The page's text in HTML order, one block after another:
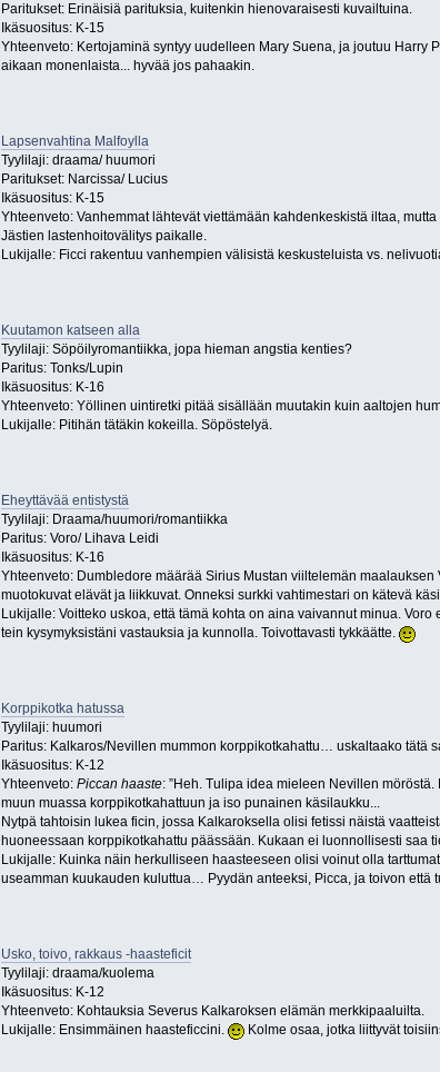
Paritukset: Erinäisiä parituksia, kuitenkin hienovaraisesti kuvailtuina.
Ikäsuositus: K-15
Yhteenveto: Kertojaminä syntyy uudelleen Mary Suena, ja joutuu Harry
aikaan monenlaista... hyvää jos pahaakin.
Lapsenvahtina Malfoylla
Tyylilaji: draama/ huumori
Paritukset: Narcissa/ Lucius
Ikäsuositus: K-15
Yhteenveto: Vanhemmat lähtevät viettämään kahdenkeskistä iltaa,
Jästien lastenhoitovälitys paikalle.
Lukijalle: Ficci rakentuu vanhempien välisistä keskusteluista vs.
Kuutamon katseen alla
Tyylilaji: Söpöilyromantiikka, jopa hieman angstia kenties?
Paritus: Tonks/Lupin
Ikäsuositus: K-16
Yhteenveto: Yöllinen uintiretki pitää sisällään muutakin kuin aaltojen
Lukijalle: Pitihän tätäkin kokeilla. Söpöstelyä.
Eheyttävää entistystä
Tyylilaji: Draama/huumori/romantiikka
Paritus: Voro/ Lihava Leidi
Ikäsuositus: K-16
Yhteenveto: Dumbledore määrää Sirius Mustan viiltelemän
muotokuvat elävät ja liikkuvat. Onneksi surkki vahtimestari on kätevä
Lukijalle: Voitteko uskoa, että tämä kohta on aina vaivannut minua.
tein kysymyksistäni vastauksia ja kunnolla. Toivottavasti tykkäätte.
Korppikotka hatussa
Tyylilaji: huumori
Paritus: Kalkaros/Nevillen mummon korppikotkahattu… uskaltaako tätä
Ikäsuositus: K-12
Yhteenveto: Piccan haaste: ”Heh. Tulipa idea mieleen Nevillen
muun muassa korppikotkahattuun ja iso punainen käsilaukku...
Nytpä tahtoisin lukea ficin, jossa Kalkaroksella olisi fetissi näistä
huoneessaan korppikotkahattu päässään. Kukaan ei luonnollisesti saa
Lukijalle: Kuinka näin herkulliseen haasteeseen olisi voinut olla
useamman kuukauden kuluttua… Pyydän anteeksi, Picca, ja toivon
Usko, toivo, rakkaus -haasteficit
Tyylilaji: draama/kuolema
Ikäsuositus: K-12
Yhteenveto: Kohtauksia Severus Kalkaroksen elämän merkkipaaluilta.
Lukijalle: Ensimmäinen haasteficcini.
Kolme osaa, jotka liittyvät